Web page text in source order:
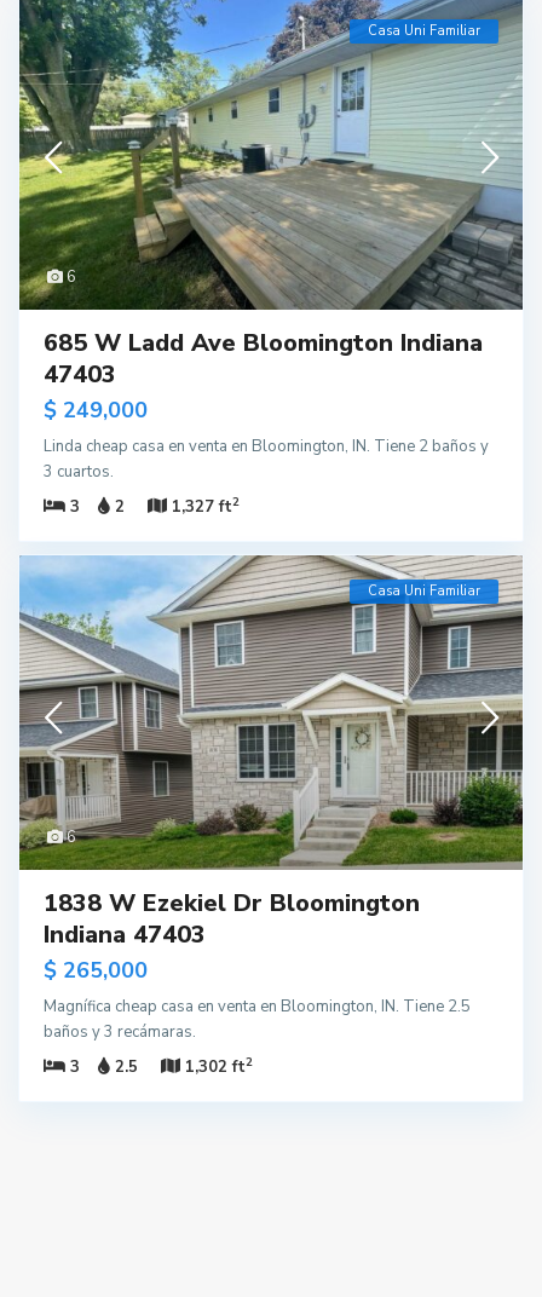
6
Casa Uni Familiar
685 W Ladd Ave Bloomington Indiana
47403
$ 249,000
Linda cheap casa en venta en Bloomington, IN. Tiene 2 baños y
3 cuartos.
3
2 1,327 ft2
6
Casa Uni Familiar
1838 W Ezekiel Dr Bloomington
Indiana 47403
$ 265,000
Magnífica cheap casa en venta en Bloomington, IN. Tiene 2.5
baños y 3 recámaras.
3
2.5 1,302 ft2